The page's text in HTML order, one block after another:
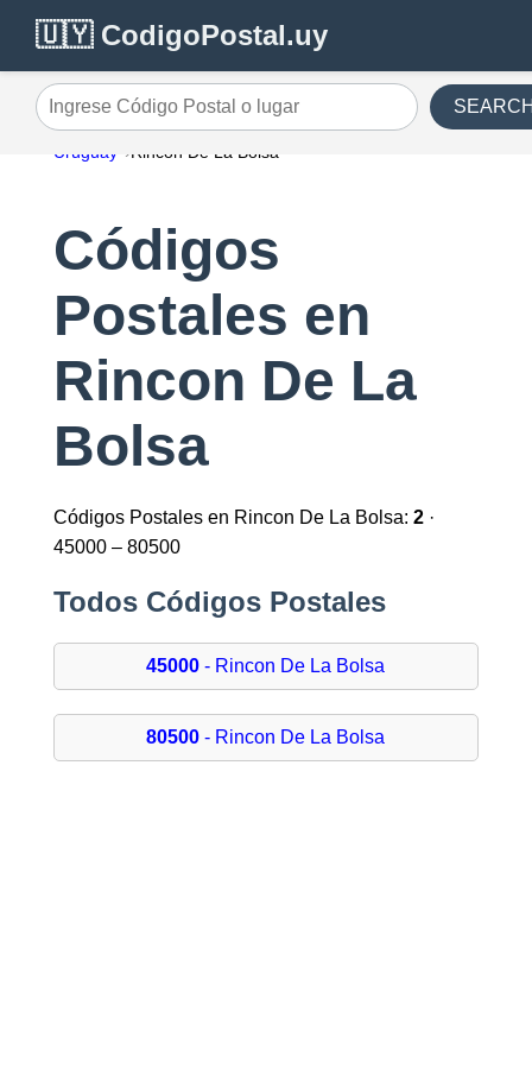
🇺🇾 CodigoPostal.uy
Ingrese Código Postal o lugar
Uruguay Rincon De La Bolsa
Códigos
Postales en
Rincon De La
Bolsa
Códigos Postales en Rincon De La Bolsa: 2·
45000 – 80500
Todos Códigos Postales
45000 - Rincon De La Bolsa
80500 - Rincon De La Bolsa